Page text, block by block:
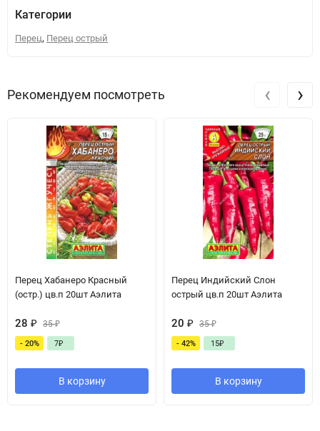
Категории
Перец, Перец острый
Рекомендуем посмотреть
Перец Хабанеро Красный
(остр.) цв.п 20шт Аэлита
28 ₽ 35₽
- 20% 7₽
В корзину
Перец Индийский Слон
острый цв.п 20шт Аэлита
20 ₽ 35₽
- 42% 15₽
В корзину
‹ ›